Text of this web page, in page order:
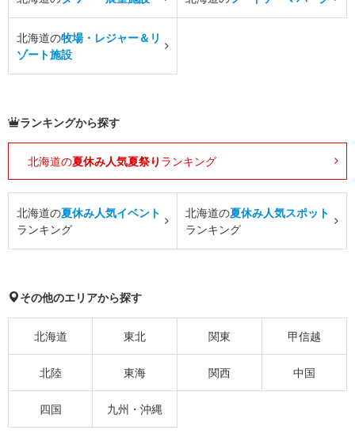
北海道の牧場・レジャー＆リ
ゾート施設
ランキングから探す
北海道の夏休み人気夏祭り ランキング
北海道の夏休み人気イベント
ランキング
北海道の夏休み人気スポット
ランキング
その他のエリアから探す
北海道 東北 関東 甲信越
北陸 東海 関西 中国
四国 九州・沖縄